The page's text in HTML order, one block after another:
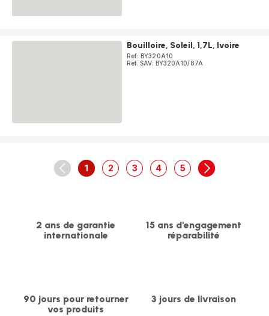
Bouilloire, Soleil, 1,7L, Ivoire
Ref: BY320A10
Réf. SAV: BY320A10/87A
navigation.pagination.actions.prev
1-
2-
3-
4
-
5-
2 ans de garantie
internationale
15 ans d'engagement
réparabilité
90 jours pour retourner
vos produits
3 jours de livraison